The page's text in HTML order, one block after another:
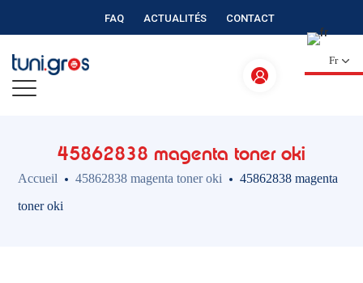
FAQ ACTUALITÉS CONTACT
Fr
45862838 magenta toner oki
Accueil 45862838 magenta toner oki
45862838 magenta
toner oki